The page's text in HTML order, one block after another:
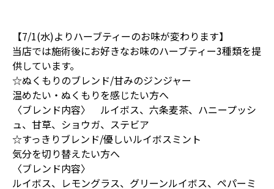
【7/1(水)よりハーブティーのお味が変わります】
当店では施術後にお好きなお味のハーブティー3種類を提
供しています。
☆ぬくもりのブレンド/甘みのジンジャー
温めたい・ぬくもりを感じたい方へ
〈ブレンド内容〉 ルイボス、六条麦茶、ハニープッシ
ュ、甘草、ショウガ、ステビア
☆すっきりブレンド/優しいルイボスミント
気分を切り替えたい方へ
〈ブレンド内容〉
ルイボス、レモングラス、グリーンルイボス、ペパーミ